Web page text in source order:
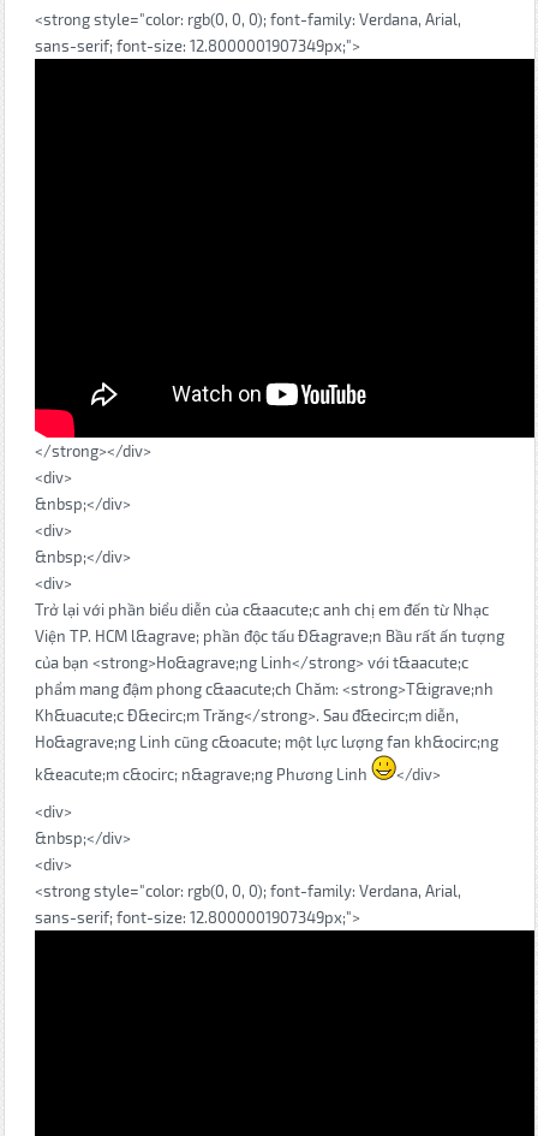
<strong style="color: rgb(0, 0, 0); font-family: Verdana, Arial,
sans-serif; font-size: 12.8000001907349px;">
</strong></div>
<div>
&nbsp;</div>
<div>
&nbsp;</div>
<div>
Trở lại với phần biểu diễn của c&aacute;c anh chị em đến từ Nhạc
Viện TP. HCM l&agrave; phần độc tấu Đ&agrave;n Bầu rất ấn tượng
của bạn <strong>Ho&agrave;ng Linh</strong> với t&aacute;c
phẩm mang đậm phong c&aacute;ch Chăm: <strong>T&igrave;nh
Kh&uacute;c Đ&ecirc;m Trăng</strong>. Sau đ&ecirc;m diễn,
Ho&agrave;ng Linh cũng c&oacute; một lực lượng fan kh&ocirc;ng
k&eacute;m c&ocirc; n&agrave;ng Phương Linh
</div>
<div>
&nbsp;</div>
<div>
<strong style="color: rgb(0, 0, 0); font-family: Verdana, Arial,
sans-serif; font-size: 12.8000001907349px;">